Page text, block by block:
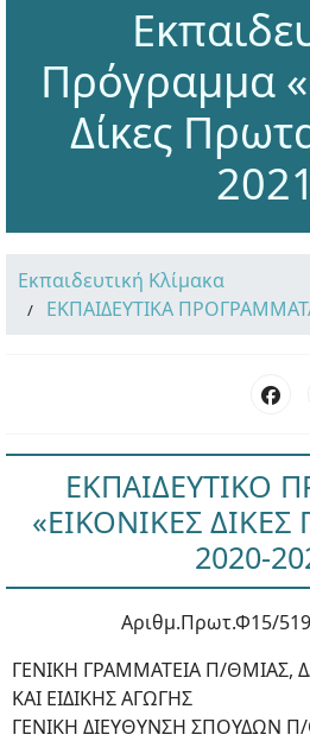
Πρόγραμμα
Δίκες
2021
Εκπαιδευτική Κλίμακα
ΕΚΠΑΙΔΕΥΤΙΚΑ
ΕΚΠΑΙΔΕΥΤΙΚΟ
«ΕΙΚΟΝΙΚΕΣ
2020-
Αριθμ.Πρωτ.Φ15/
ΓΕΝΙΚΗ ΓΡΑΜΜΑΤΕΙΑ Π/ΘΜΙΑΣ,
ΚΑΙ ΕΙΔΙΚΗΣ ΑΓΩΓΗΣ
ΓΕΝΙΚΗ ΔΙΕΥΘΥΝΣΗ ΣΠΟΥΔΩΝ